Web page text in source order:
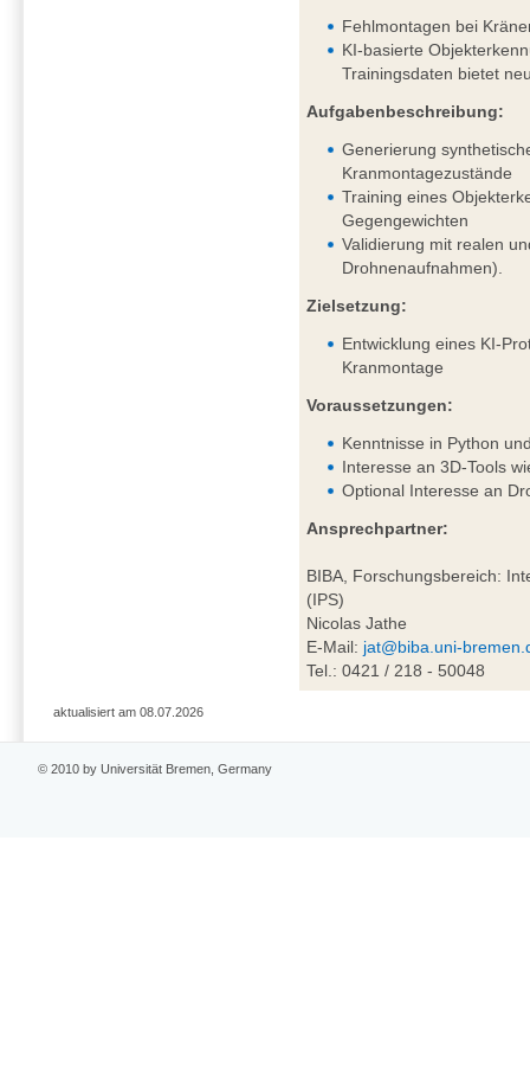
Fehlmontagen bei
KI-basierte
Trainingsdaten bietet
Aufgabenbeschreibung:
Generierung
Kranmontagezustände
Training eines
Gegengewichten
Validierung mit realen
Drohnenaufnahmen).
Zielsetzung:
Entwicklung eines KI-
Kranmontage
Voraussetzungen:
Kenntnisse in Python
Interesse an 3D-Tools
Optional Interesse an
Ansprechpartner:
BIBA, Forschungsbereich:
(IPS)
Nicolas Jathe
E-Mail: jat@biba.uni-
Tel.: 0421 / 218 - 50048
aktualisiert am 08.07.2026
© 2010 by Universität Bremen, Germany